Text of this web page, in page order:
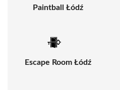
Paintball Łódź
Escape Room Łódź